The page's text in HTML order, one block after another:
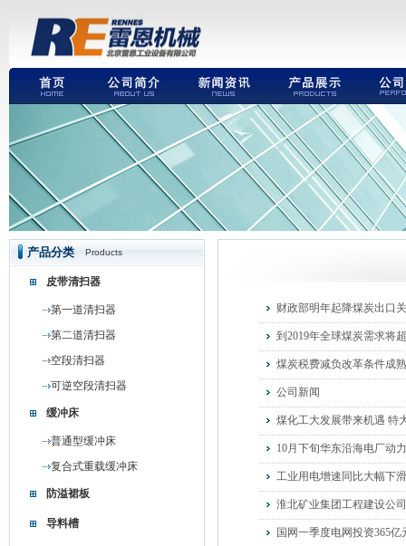
产品分类 Products
皮带清扫器
第一道清扫器
第二道清扫器
空段清扫器
可逆空段清扫器
缓冲床
普通型缓冲床
复合式重载缓冲床
防溢裙板
导料槽
财政部明年起降煤炭出口
到2019年全球煤炭需求将
煤炭税费减负改革条件成熟
公司新闻
煤化工大发展带来机遇 特
10月下旬华东沿海电厂动
工业用电增速同比大幅下滑
淮北矿业集团工程建设公
国网一季度电网投资365